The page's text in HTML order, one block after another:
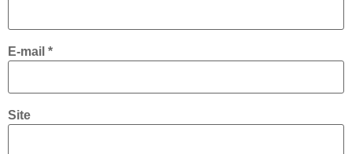
E-mail *
Site